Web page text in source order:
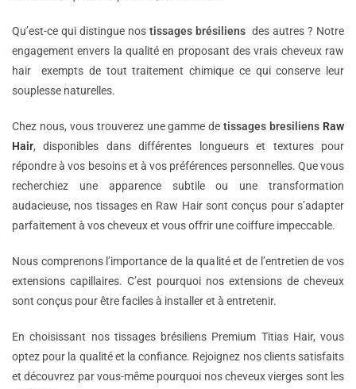
Qu’est-ce qui distingue nos tissages brésiliens des autres ? Notre
engagement envers la qualité en proposant des vrais cheveux raw
hair exempts de tout traitement chimique ce qui conserve leur
souplesse naturelles.
Chez nous, vous trouverez une gamme detissages bresiliens Raw
Hair, disponibles dans différentes longueurs et textures pour
répondre à vos besoins et à vos préférences personnelles. Que vous
recherchiez une apparence subtile ou une transformation
audacieuse, nos tissages en Raw Hair sont conçus pour s’adapter
parfaitement à vos cheveux et vous offrir une coiffure impeccable.
Nous comprenons l’importance de la qualité et de l’entretien de vos
extensions capillaires. C’est pourquoi nos extensions de cheveux
sont conçus pour être faciles à installer et à entretenir.
En choisissant nos tissages brésiliens Premium Titias Hair, vous
optez pour la qualité et la confiance. Rejoignez nos clients satisfaits
et découvrez par vous-même pourquoi nos cheveux vierges sont les